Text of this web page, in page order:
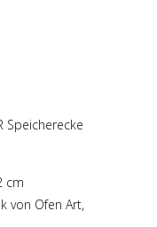
Speicherecke
cm
von Ofen Art,